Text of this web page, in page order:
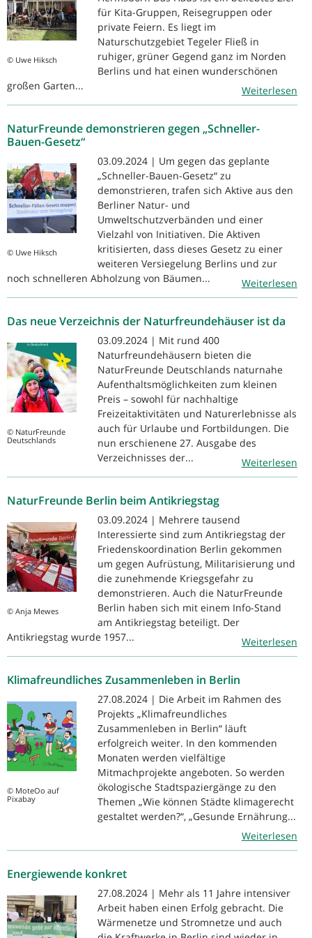
© Uwe Hiksch
für Kita-Gruppen, Reisegruppen oder
private Feiern. Es liegt im
Naturschutzgebiet Tegeler Fließ in
ruhiger, grüner Gegend ganz im Norden
Berlins und hat einen wunderschönen
großen Garten...
Weiterlesen
NaturFreunde demonstrieren gegen „Schneller-
Bauen-Gesetz“
© Uwe Hiksch
03.09.2024 | Um gegen das geplante
„Schneller-Bauen-Gesetz“ zu
demonstrieren, trafen sich Aktive aus den
Berliner Natur- und
Umweltschutzverbänden und einer
Vielzahl von Initiativen. Die Aktiven
kritisierten, dass dieses Gesetz zu einer
weiteren Versiegelung Berlins und zur
noch schnelleren Abholzung von Bäumen...
Weiterlesen
Das neue Verzeichnis der Naturfreundehäuser ist da
© NaturFreunde
Deutschlands
03.09.2024 | Mit rund 400
Naturfreundehäusern bieten die
NaturFreunde Deutschlands naturnahe
Aufenthaltsmöglichkeiten zum kleinen
Preis – sowohl für nachhaltige
Freizeitaktivitäten und Naturerlebnisse als
auch für Urlaube und Fortbildungen. Die
nun erschienene 27. Ausgabe des
Verzeichnisses der...
Weiterlesen
NaturFreunde Berlin beim Antikriegstag
© Anja Mewes
03.09.2024 | Mehrere tausend
Interessierte sind zum Antikriegstag der
Friedenskoordination Berlin gekommen
um gegen Aufrüstung, Militarisierung und
die zunehmende Kriegsgefahr zu
demonstrieren. Auch die NaturFreunde
Berlin haben sich mit einem Info-Stand
am Antikriegstag beteiligt. Der
Antikriegstag wurde 1957...
Weiterlesen
Klimafreundliches Zusammenleben in Berlin
© MoteOo auf
Pixabay
27.08.2024 | Die Arbeit im Rahmen des
Projekts „Klimafreundliches
Zusammenleben in Berlin“ läuft
erfolgreich weiter. In den kommenden
Monaten werden vielfältige
Mitmachprojekte angeboten. So werden
ökologische Stadtspaziergänge zu den
Themen „Wie können Städte klimagerecht
gestaltet werden?“, „Gesunde Ernährung...
Weiterlesen
Energiewende konkret
27.08.2024 | Mehr als 11 Jahre intensiver
Arbeit haben einen Erfolg gebracht. Die
Wärmenetze und Stromnetze und auch